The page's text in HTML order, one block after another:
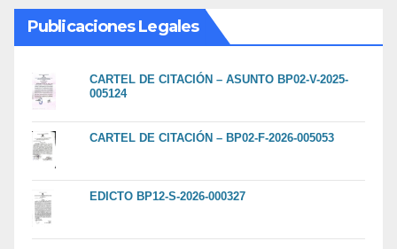
Publicaciones Legales
CARTEL DE CITACIÓN – ASUNTO BP02-V-2025-
005124
CARTEL DE CITACIÓN – BP02-F-2026-005053
EDICTO BP12-S-2026-000327